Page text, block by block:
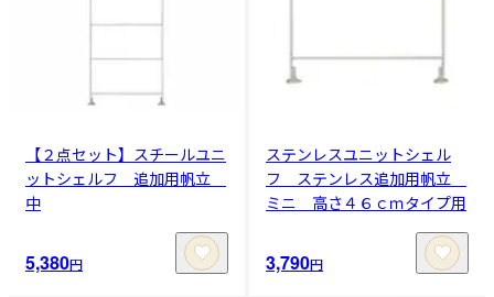
【２点セット】スチールユニ
ットシェルフ 追加用帆立
中
5,380円
ステンレスユニットシェル
フ ステンレス追加用帆立
ミニ 高さ４６ｃｍタイプ用
3,790円